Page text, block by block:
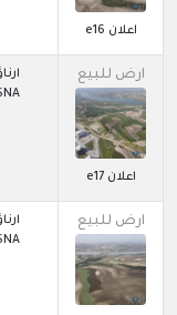
اعلان e16
ارض للبيع
اعلان e17
ارض للبيع